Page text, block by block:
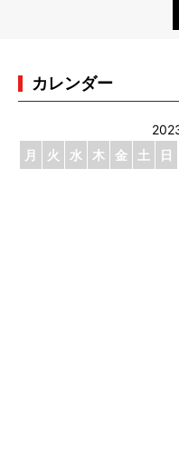
カレンダー
月
火 水 木 金 土 日